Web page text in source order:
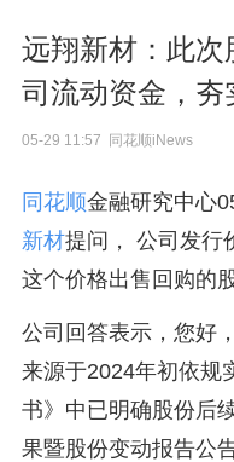
远翔新材：此
司流动资金，
05-29 11:57 同花顺iNews
同花顺金融研究中心
新材提问， 公司发行
这个价格出售回购的
公司回答表示，您好
来源于2024年初依规
书》中已明确股份后
果暨股份变动报告公